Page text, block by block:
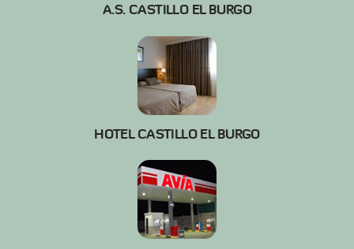
A.S. CASTILLO EL BURGO
HOTEL CASTILLO EL BURGO